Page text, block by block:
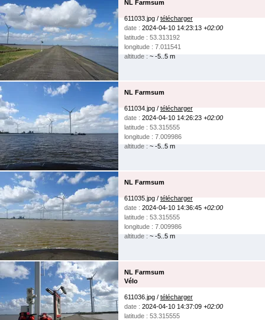
NL Farmsum
611033.jpg / télécharger
date : 2024-04-10 14:23:13 +02:00
latitude : 53.313192
longitude : 7.011541
altitude :~ -5..5 m
NL Farmsum
611034.jpg / télécharger
date : 2024-04-10 14:26:23 +02:00
latitude : 53.315555
longitude : 7.009986
altitude :~ -5..5 m
NL Farmsum
611035.jpg / télécharger
date : 2024-04-10 14:36:45 +02:00
latitude : 53.315555
longitude : 7.009986
altitude :~ -5..5 m
NL Farmsum
Vélo
611036.jpg / télécharger
date : 2024-04-10 14:37:09 +02:00
latitude : 53.315555